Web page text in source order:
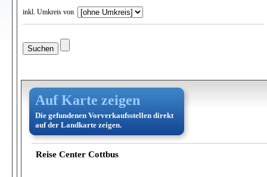
inkl. Umkreis von
Auf Karte zeigen
Die gefundenen Vorverkaufsstellen direkt
auf der Landkarte zeigen.
Reise Center Cottbus